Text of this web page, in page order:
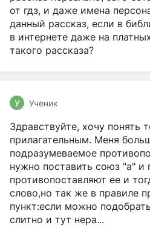
от гдз, и даже имена
данный рассказ, если в
в интернете даже на
такого рассказа?
У Ученик
Здравствуйте, хочу понять
прилагательным. Меня
подразумеваемое
нужно поставить союз "а" и
противопоставляют ее и
слово,но так же в правиле
пункт:если можно
слитно и тут нера...